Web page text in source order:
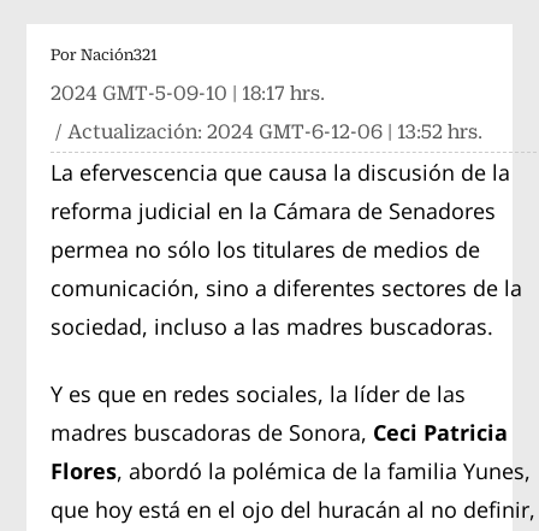
Por Nación321
2024 GMT-5-09-10 | 18:17 hrs.
/ Actualización:2024 GMT-6-12-06 | 13:52 hrs.
La efervescencia que causa la discusión de la
reforma judicial en la Cámara de Senadores
permea no sólo los titulares de medios de
comunicación, sino a diferentes sectores de la
sociedad, incluso a las madres buscadoras.
Y es que en redes sociales, la líder de las
madres buscadoras de Sonora, Ceci Patricia
Flores, abordó la polémica de la familia Yunes,
que hoy está en el ojo del huracán al no definir,